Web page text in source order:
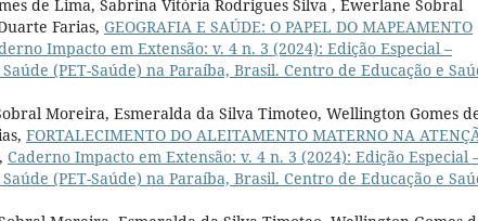
de Lima, Sabrina Vitória Rodrigues Silva , Ewerlane Sobral
Farias, GEOGRAFIA E SAÚDE: O PAPEL DO MAPEAMENTO
Impacto em Extensão: v. 4 n. 3 (2024): Edição Especial –
(PET-Saúde) na Paraíba, Brasil. Centro de Educação e
Moreira, Esmeralda da Silva Timoteo, Wellington Gomes
FORTALECIMENTO DO ALEITAMENTO MATERNO NA
, Caderno Impacto em Extensão: v. 4 n. 3 (2024): Edição Especial
(PET-Saúde) na Paraíba, Brasil. Centro de Educação e